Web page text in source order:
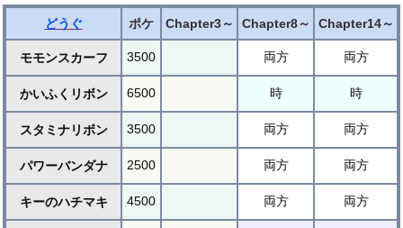
どうぐ ポケ Chapter3～ Chapter8～ Chapter14～
モモンスカーフ 3500 両方 両方
かいふくリボン 6500 時 時
スタミナリボン 3500 両方 両方
パワーバンダナ 2500 両方 両方
キーのハチマキ 4500 両方 両方